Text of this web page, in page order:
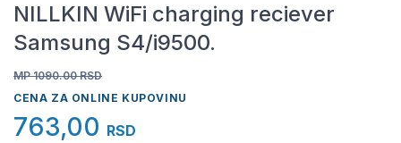
NILLKIN WiFi charging reciever
Samsung S4/i9500.
MP 1090.00 RSD
CENA ZA ONLINE KUPOVINU
763,00 RSD